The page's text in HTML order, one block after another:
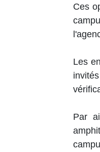
Ces
Les
Par